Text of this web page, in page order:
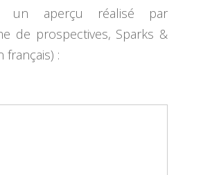
un aperçu réalisé par
de prospectives, Sparks &
français) :
CHRONIQUES
HISTOIRE